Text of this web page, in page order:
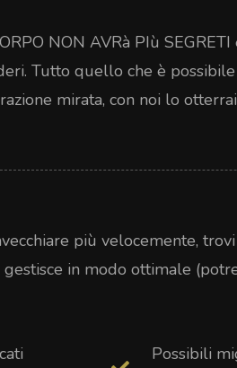
NON AVRà PIù
Tutto quello che è
mirata, con noi lo
più velocemente,
in modo ottimale
Possibili